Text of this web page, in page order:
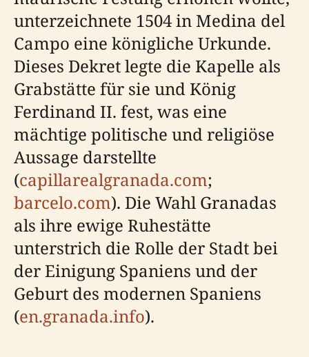
unterzeichnete 1504 in Medina del
Campo eine königliche Urkunde.
Dieses Dekret legte die Kapelle als
Grabstätte für sie und König
Ferdinand II. fest, was eine
mächtige politische und religiöse
Aussage darstellte
(capillarealgranada.com;
barcelo.com). Die Wahl Granadas
als ihre ewige Ruhestätte
unterstrich die Rolle der Stadt bei
der Einigung Spaniens und der
Geburt des modernen Spaniens
(en.granada.info).